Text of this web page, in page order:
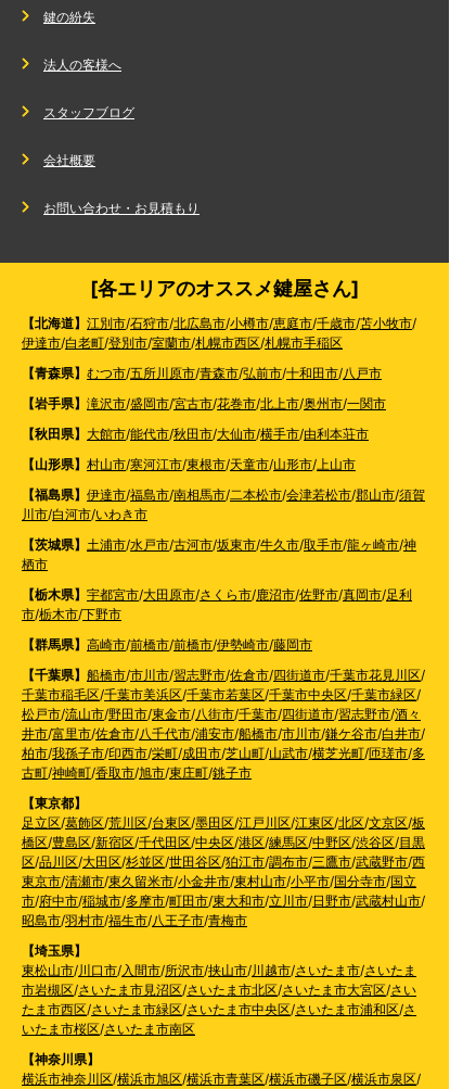
鍵の紛失
法人の客様へ
スタッフブログ
会社概要
お問い合わせ・お見積もり
[各エリアのオススメ鍵屋さん]
【北海道】 江別市/石狩市/北広島市/小樽市/恵庭市/千歳市/苫小牧市/
伊達市/白老町/登別市/室蘭市/札幌市西区/札幌市手稲区
【青森県】 むつ市/五所川原市/青森市/弘前市/十和田市/八戸市
【岩手県】 滝沢市/盛岡市/宮古市/花巻市/北上市/奥州市/一関市
【秋田県】 大館市/能代市/秋田市/大仙市/横手市/由利本荘市
【山形県】 村山市/寒河江市/東根市/天童市/山形市/上山市
【福島県】 伊達市/福島市/南相馬市/二本松市/会津若松市/郡山市/須賀
川市/白河市/いわき市
【茨城県】 土浦市/水戸市/古河市/坂東市/牛久市/取手市/龍ヶ崎市/神
栖市
【栃木県】 宇都宮市/大田原市/さくら市/鹿沼市/佐野市/真岡市/足利
市/栃木市/下野市
【群馬県】 高崎市/前橋市/前橋市/伊勢崎市/藤岡市
【千葉県】 船橋市/市川市/習志野市/佐倉市/四街道市/千葉市花見川区/
千葉市稲毛区/千葉市美浜区/千葉市若葉区/千葉市中央区/千葉市緑区/
松戸市/流山市/野田市/東金市/八街市/千葉市/四街道市/習志野市/酒々
井市/富里市/佐倉市/八千代市/浦安市/船橋市/市川市/鎌ケ谷市/白井市/
柏市/我孫子市/印西市/栄町/成田市/芝山町/山武市/横芝光町/匝瑳市/多
古町/神崎町/香取市/旭市/東庄町/銚子市
【東京都】
足立区/葛飾区/荒川区/台東区/墨田区/江戸川区/江東区/北区/文京区/板
橋区/豊島区/新宿区/千代田区/中央区/港区/練馬区/中野区/渋谷区/目黒
区/品川区/大田区/杉並区/世田谷区/狛江市/調布市/三鷹市/武蔵野市/西
東京市/清瀬市/東久留米市/小金井市/東村山市/小平市/国分寺市/国立
市/府中市/稲城市/多摩市/町田市/東大和市/立川市/日野市/武蔵村山市/
昭島市/羽村市/福生市/八王子市/青梅市
【埼玉県】
東松山市/川口市/入間市/所沢市/挟山市/川越市/さいたま市/さいたま
市岩槻区/さいたま市見沼区/さいたま市北区/さいたま市大宮区/さい
たま市西区/さいたま市緑区/さいたま市中央区/さいたま市浦和区/さ
いたま市桜区/さいたま市南区
【神奈川県】
横浜市神奈川区/横浜市旭区/横浜市青葉区/横浜市磯子区/横浜市泉区/